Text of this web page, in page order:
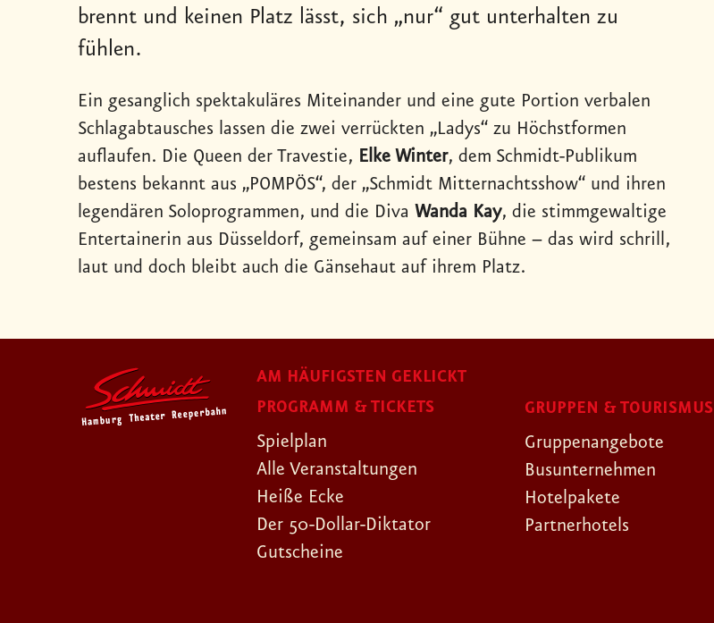
brennt und keinen Platz lässt, sich „nur“ gut unterhalten zu
fühlen.
Ein gesanglich spektakuläres Miteinander und eine gute Portion verbalen
Schlagabtausches lassen die zwei verrückten „Ladys“ zu Höchstformen
auflaufen. Die Queen der Travestie, Elke Winter, dem Schmidt-Publikum
bestens bekannt aus „POMPÖS“, der „Schmidt Mitternachtsshow“ und ihren
legendären Soloprogrammen, und die Diva Wanda Kay, die stimmgewaltige
Entertainerin aus Düsseldorf, gemeinsam auf einer Bühne – das wird schrill,
laut und doch bleibt auch die Gänsehaut auf ihrem Platz.
AM HÄUFIGSTEN GEKLICKT
PROGRAMM & TICKETS
Spielplan
Alle Veranstaltungen
Heiße Ecke
Der 50-Dollar-Diktator
Gutscheine
GRUPPEN & TOURISMUS
Gruppenangebote
Busunternehmen
Hotelpakete
Partnerhotels